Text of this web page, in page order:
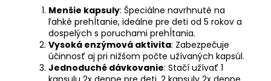
Menšie kapsuly: Špeciálne navrhnuté na
ľahké prehĺtanie, ideálne pre deti od 5 rokov a
dospelých s poruchami prehĺtania.
Vysoká enzýmová aktivita: Zabezpečuje
účinnosť aj pri nižšom počte užívaných kapsúl.
Jednoduché dávkovanie: Stačí užívať 1